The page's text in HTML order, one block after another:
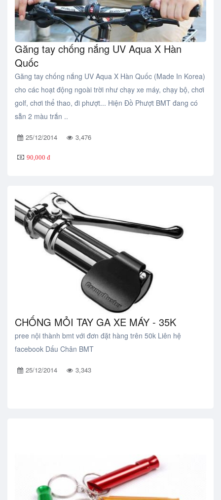
Găng tay chống nắng UV Aqua X Hàn
Quốc
Găng tay chống nắng UV Aqua X Hàn Quốc (Made In Korea)
cho các hoạt động ngoài trời như chạy xe máy, chạy bộ, chơi
golf, chơi thể thao, đi phượt... Hiện Đồ Phượt BMT đang có
sẵn 2 màu trắn ..
25/12/2014 3,476
90,000 đ
CHỐNG MỎI TAY GA XE MÁY - 35K
pree nội thành bmt với đơn đặt hàng trên 50k Liên hệ
facebook Dấu Chân BMT
25/12/2014 3,343